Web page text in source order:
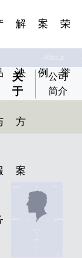
解
决
方
案
案
例
荣
誉
关
于
公司
简介